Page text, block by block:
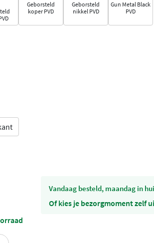
Geborsteld
koper PVD
Geborsteld
nikkel PVD
Gun Metal Black
PVD
vandaag besteld, maandag in
Of kies je bezorgmoment zelf